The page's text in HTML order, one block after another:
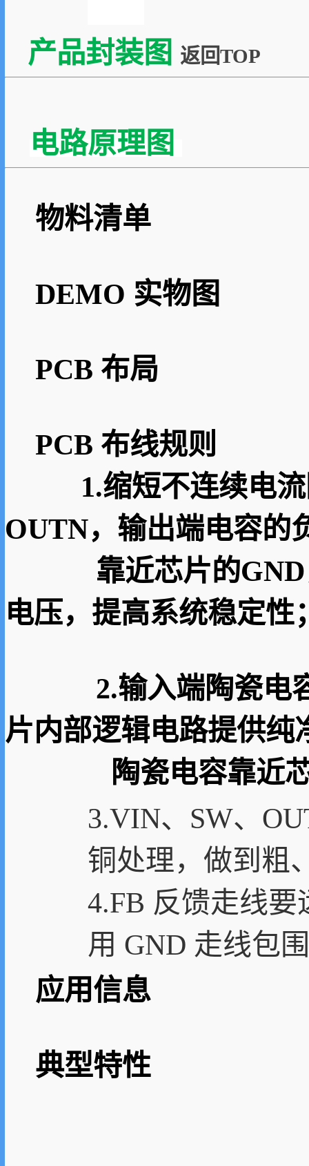
产品封装图 返回TOP
电路原理图
物料清单
DEMO 实物图
PCB 布局
PCB 布线规则
1.缩短不连续电流
OUTN，输出端电容的
靠近芯片的GND，
电压，提高系统稳定性
2.输入端陶瓷电容
片内部逻辑电路提供纯
陶瓷电容靠近芯片
3.VIN、SW、
铜处理，做到粗
4.FB 反馈走线
用 GND 走线包
应用信息
典型特性